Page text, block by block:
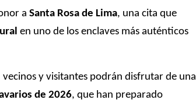
a Santa Rosa de Lima, una cita que
en uno de los enclaves más auténticos
vecinos y visitantes podrán disfrutar de una
de 2026, que han preparado